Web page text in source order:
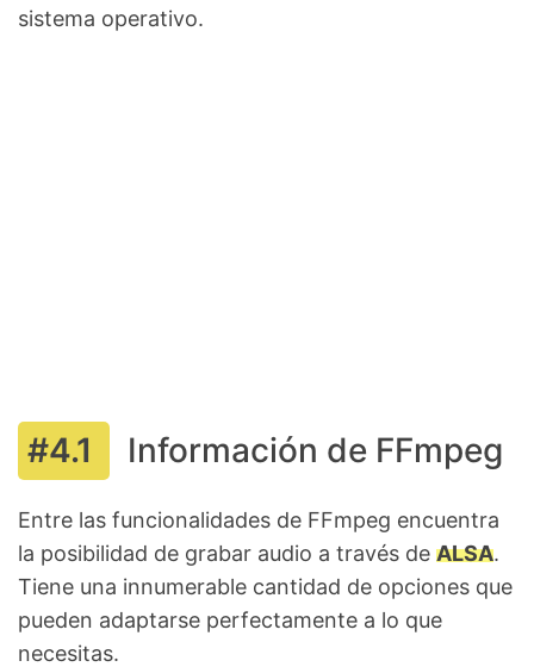
sistema operativo.
Información de FFmpeg
Entre las funcionalidades de FFmpeg encuentra
la posibilidad de grabar audio a través de ALSA.
Tiene una innumerable cantidad de opciones que
pueden adaptarse perfectamente a lo que
necesitas.